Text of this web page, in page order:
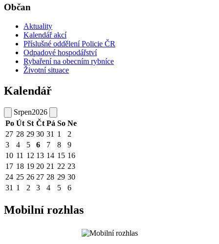
Občan
Aktuality
Kalendář akcí
Příslušné oddělení Policie ČR
Odpadové hospodářství
Rybaření na obecním rybníce
Životní situace
Kalendář
Srpen2026
Po Út St Čt Pá So Ne
27 28 29 30 31 1
2
3
4 5 6 7 8
9
10 11 12 13 14 15 16
17 18 19 20 21 22 23
24 25 26 27 28 29 30
31 1 2 3 4 5 6
Mobilní rozhlas